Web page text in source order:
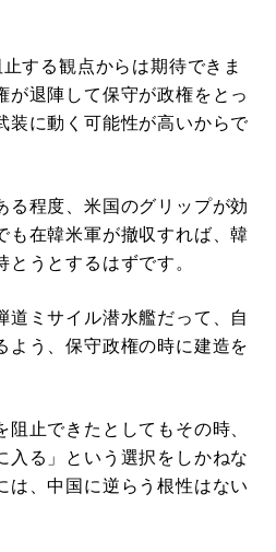
する観点からは期待できま
が退陣して保守が政権をとっ
装に動く可能性が高いからで
程度、米国のグリップが効
も在韓米軍が撤収すれば、韓
うとするはずです。
ミサイル潜水艦だって、自
よう、保守政権の時に建造を
止できたとしてもその時、
入る」という選択をしかねな
は、中国に逆らう根性はない